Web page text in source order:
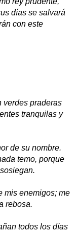
días se salvará
con este
verdes praderas
tranquilas y
de su nombre.
temo, porque
mis enemigos; me
rebosa.
todos los días